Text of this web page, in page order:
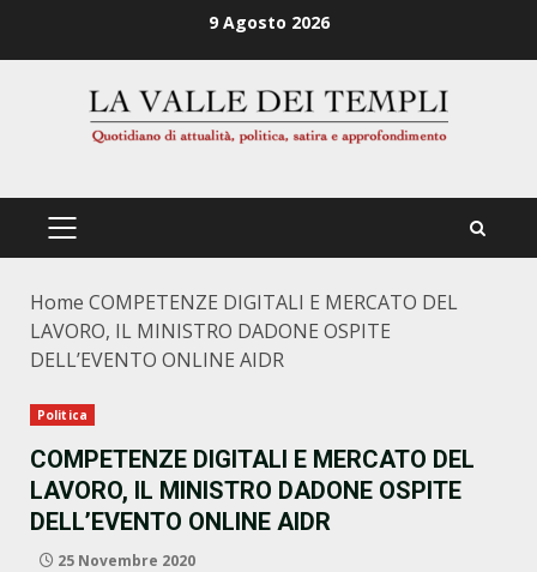
9 Agosto 2026
PRIMÄRES
Home COMPETENZE DIGITALI E MERCATO DEL
LAVORO, IL MINISTRO DADONE OSPITE
DELL’EVENTO ONLINE AIDR
Politica
COMPETENZE DIGITALI E MERCATO DEL
LAVORO, IL MINISTRO DADONE OSPITE
DELL’EVENTO ONLINE AIDR
25 Novembre 2020